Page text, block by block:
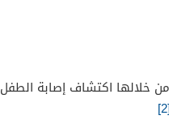
خلالها اكتشاف إصابة الطفل